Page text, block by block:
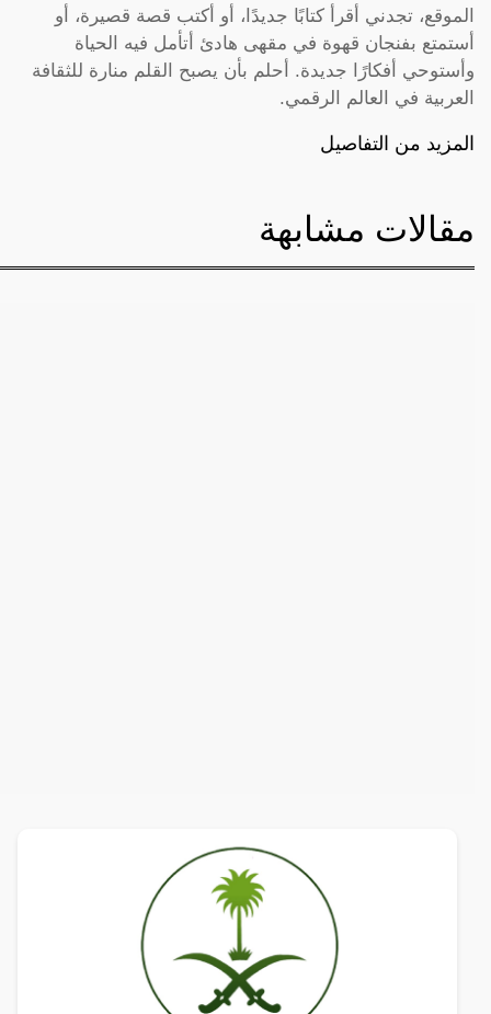
الموقع، تجدني أقرأ كتابًا جديدًا، أو أكتب قصة قصيرة، أو
أستمتع بفنجان قهوة في مقهى هادئ أتأمل فيه الحياة
وأستوحي أفكارًا جديدة. أحلم بأن يصبح القلم منارة للثقافة
العربية في العالم الرقمي.
المزيد من التفاصيل
مقالات مشابهة